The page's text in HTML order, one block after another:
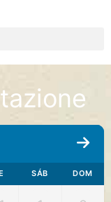
SÁB DOM